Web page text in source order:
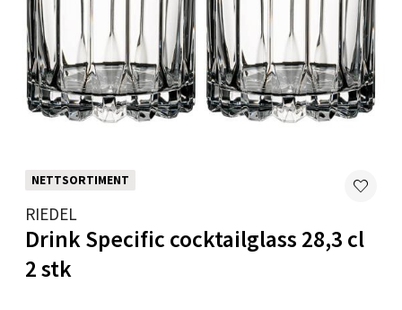
NETTSORTIMENT
RIEDEL
Drink Specific cocktailglass 28,3 cl
2 stk
Velg
Levanger - Magneten
Velg